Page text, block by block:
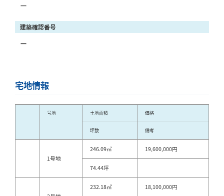
ー
建築確認番号
ー
宅地情報
号地 土地面積 価格
坪数 備考
1号地
246.09㎡ 19,600,000円
74.44坪
232.18㎡ 18,100,000円